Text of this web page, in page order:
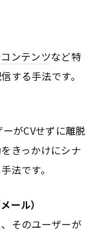
コンテンツなど特
する手法です。
がCVせずに離脱
きっかけにシナ
法です。
ール）
そのユーザーが